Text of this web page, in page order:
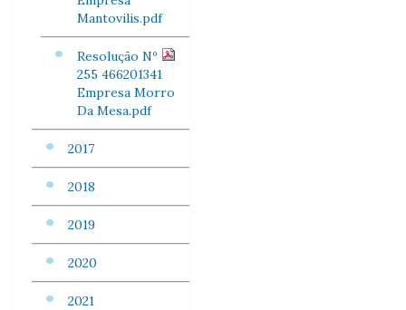
Mantovilis.pdf
Resolução Nº
255 466201341
Empresa Morro
Da Mesa.pdf
2017
2018
2019
2020
2021